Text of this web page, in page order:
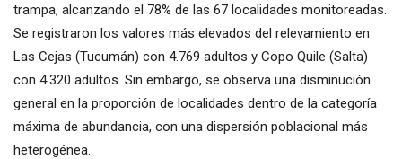
trampa, alcanzando el 78% de las 67 localidades monitoreadas.
Se registraron los valores más elevados del relevamiento en
Las Cejas (Tucumán) con 4.769 adultos y Copo Quile (Salta)
con 4.320 adultos. Sin embargo, se observa una disminución
general en la proporción de localidades dentro de la categoría
máxima de abundancia, con una dispersión poblacional más
heterogénea.